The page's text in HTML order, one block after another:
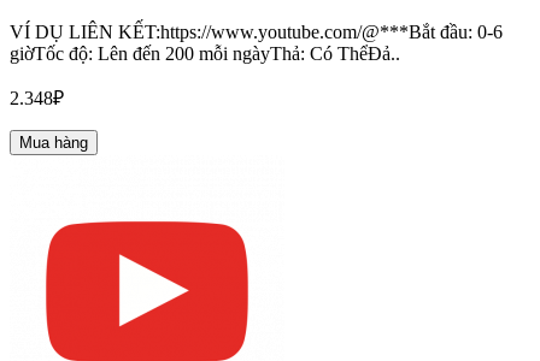
VÍ DỤ LIÊN KẾT:https://www.youtube.com/@***Bắt đầu: 0-6
giờTốc độ: Lên đến 200 mỗi ngàyThả: Có ThểĐả..
2.348₽
Mua hàng